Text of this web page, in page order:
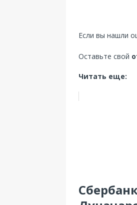
Если вы нашли
Оставьте свой
Читать еще: